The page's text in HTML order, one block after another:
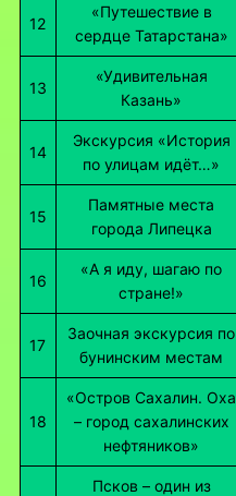
12
«Путешествие в
сердце Татарстана»
13
«Удивительная
Казань»
14
Экскурсия «История
по улицам идёт…»
15
Памятные места
города Липецка
16
«А я иду, шагаю по
стране!»
17
Заочная экскурсия по
бунинским местам
18
«Остров Сахалин. Оха
– город сахалинских
нефтяников»
Псков – один из